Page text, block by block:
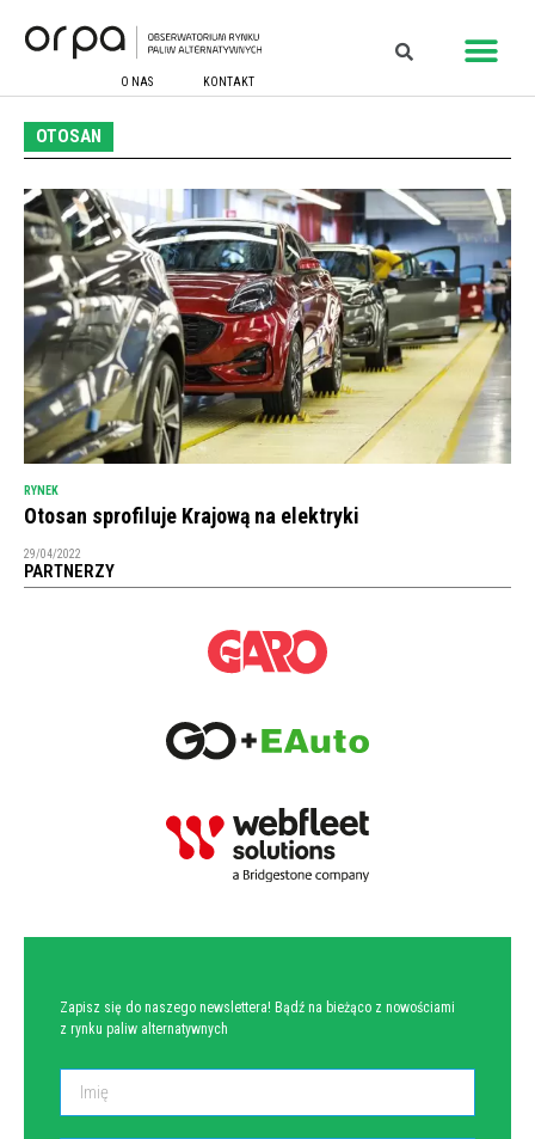
O NAS KONTAKT
OTOSAN
RYNEK
Otosan sprofiluje Krajową na elektryki
29/04/2022
PARTNERZY
Zapisz się do naszego newslettera! Bądź na bieżąco z nowościami
z rynku paliw alternatywnych